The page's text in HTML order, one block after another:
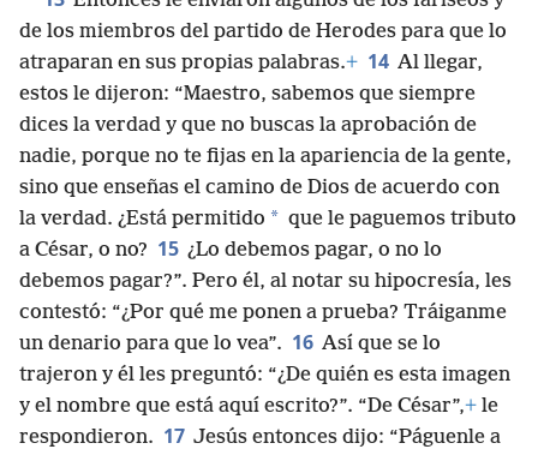
de los miembros del partido de Herodes para que lo
atraparan en sus propias palabras.+ 14 Al llegar,
estos le dijeron: “Maestro, sabemos que siempre
dices la verdad y que no buscas la aprobación de
nadie, porque no te fijas en la apariencia de la gente,
sino que enseñas el camino de Dios de acuerdo con
la verdad. ¿Está permitido * que le paguemos tributo
a César, o no? 15 ¿Lo debemos pagar, o no lo
debemos pagar?”. Pero él, al notar su hipocresía, les
contestó: “¿Por qué me ponen a prueba? Tráiganme
un denario para que lo vea”. 16 Así que se lo
trajeron y él les preguntó: “¿De quién es esta imagen
y el nombre que está aquí escrito?”. “De César”,+ le
respondieron. 17 Jesús entonces dijo: “Páguenle a